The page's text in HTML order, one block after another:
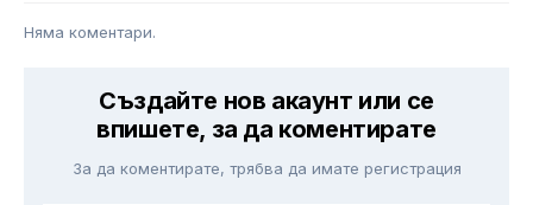
Няма коментари.
Създайте нов акаунт или се
впишете, за да коментирате
За да коментирате, трябва да имате регистрация